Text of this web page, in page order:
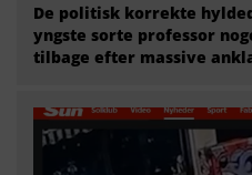
De politisk korrekte
yngste sorte professor
tilbage efter massive